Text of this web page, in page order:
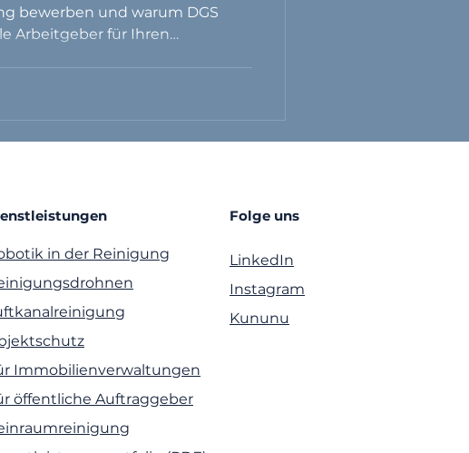
bewerben und warum DGS
Arbeitgeber für Ihren
Folge uns
LinkedIn
Instagram
Kununu
in der Reinigung
Immobilienverwaltungen
öffentliche Auftraggeber